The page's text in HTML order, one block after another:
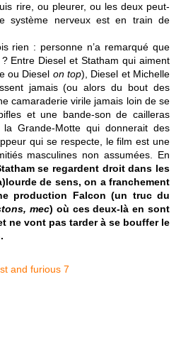
rire, ou pleurer, ou les deux peut-
système nerveux est en train de
rien : personne n’a remarqué que
Entre Diesel et Statham qui aiment
ou Diesel on top), Diesel et Michelle
jamais (ou alors du bout des
camaraderie virile jamais loin de se
et une bande-son de cailleras
Grande-Motte qui donnerait des
qui se respecte, le film est une
masculines non assumées. En
se regardent droit dans les
de sens, on a franchement
production Falcon (un truc du
mec) où ces deux-là en sont
ne vont pas tarder à se bouffer le